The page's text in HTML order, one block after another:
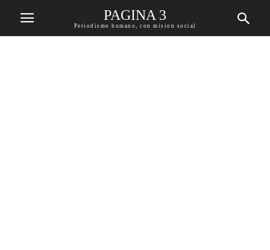
PAGINA 3
Periodismo humano, con mision social